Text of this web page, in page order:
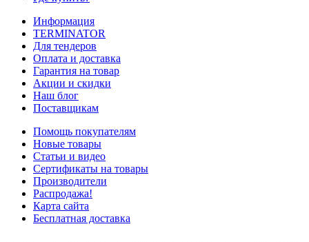
Информация
TERMINATOR
Для тендеров
Оплата и доставка
Гарантия на товар
Акции и скидки
Наш блог
Поставщикам
Помощь покупателям
Новые товары
Статьи и видео
Сертификаты на товары
Производители
Распродажа!
Карта сайта
Бесплатная доставка